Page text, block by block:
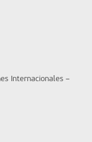
Internacionales –